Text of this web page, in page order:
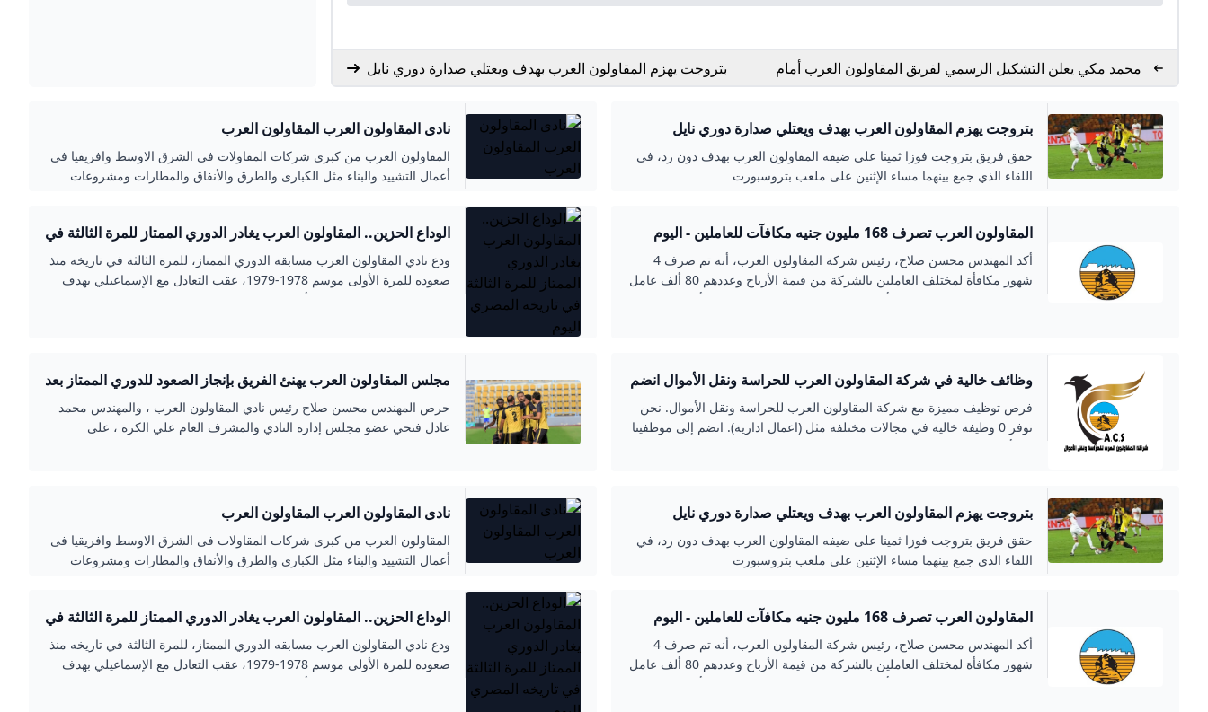
محمد مكي يعلن التشكيل الرسمي لفريق المقاولون العرب أمام
بتروجيت في الدوري الممتاز
بتروجت يهزم المقاولون العرب بهدف ويعتلي صدارة دوري نايل
بتروجت يهزم المقاولون العرب بهدف ويعتلي صدارة دوري نايل
حقق فريق بتروجت فوزا ثمينا على ضيفه المقاولون العرب بهدف دون رد، في
اللقاء الذي جمع بينهما مساء الإثنين على ملعب بتروسبورت
نادى المقاولون العرب المقاولون العرب
المقاولون العرب من كبرى شركات المقاولات فى الشرق الاوسط وافريقيا فى
أعمال التشييد والبناء مثل الكبارى والطرق والأنفاق والمطارات ومشروعات
المقاولون العرب تصرف 168 مليون جنيه مكافآت للعاملين - اليوم
السابع
أكد المهندس محسن صلاح، رئيس شركة المقاولون العرب، أنه تم صرف 4
شهور مكافأة لمختلف العاملين بالشركة من قيمة الأرباح وعددهم 80 ألف عامل
الوداع الحزين.. المقاولون العرب يغادر الدوري الممتاز للمرة الثالثة في
تاريخه المصري اليوم
ودع نادي المقاولون العرب مسابقه الدوري الممتاز، للمرة الثالثة في تاريخه منذ
صعوده للمرة الأولى موسم 1978-1979، عقب التعادل مع الإسماعيلي بهدف
وظائف خالية في شركة المقاولون العرب للحراسة ونقل الأموال انضم
إلينا - 0 فرصة عمل اليوم
فرص توظيف مميزة مع شركة المقاولون العرب للحراسة ونقل الأموال. نحن
نوفر 0 وظيفة خالية في مجالات مختلفة مثل (اعمال ادارية). انضم إلى موظفينا
مجلس المقاولون العرب يهنئ الفريق بإنجاز الصعود للدوري الممتاز بعد
موسم واحد
حرص المهندس محسن صلاح رئيس نادي المقاولون العرب ، والمهندس محمد
عادل فتحي عضو مجلس إدارة النادي والمشرف العام علي الكرة ، على
بتروجت يهزم المقاولون العرب بهدف ويعتلي صدارة دوري نايل
حقق فريق بتروجت فوزا ثمينا على ضيفه المقاولون العرب بهدف دون رد، في
اللقاء الذي جمع بينهما مساء الإثنين على ملعب بتروسبورت
نادى المقاولون العرب المقاولون العرب
المقاولون العرب من كبرى شركات المقاولات فى الشرق الاوسط وافريقيا فى
أعمال التشييد والبناء مثل الكبارى والطرق والأنفاق والمطارات ومشروعات
المقاولون العرب تصرف 168 مليون جنيه مكافآت للعاملين - اليوم
السابع
أكد المهندس محسن صلاح، رئيس شركة المقاولون العرب، أنه تم صرف 4
شهور مكافأة لمختلف العاملين بالشركة من قيمة الأرباح وعددهم 80 ألف عامل
الوداع الحزين.. المقاولون العرب يغادر الدوري الممتاز للمرة الثالثة في
تاريخه المصري اليوم
ودع نادي المقاولون العرب مسابقه الدوري الممتاز، للمرة الثالثة في تاريخه منذ
صعوده للمرة الأولى موسم 1978-1979، عقب التعادل مع الإسماعيلي بهدف